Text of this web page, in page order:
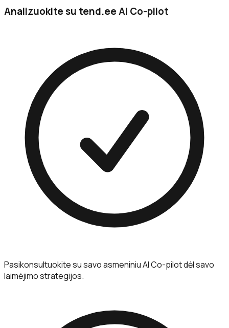
Analizuokite su tend.ee AI Co-pilot
Pasikonsultuokite su savo asmeniniu AI Co-pilot dėl savo
laimėjimo strategijos.